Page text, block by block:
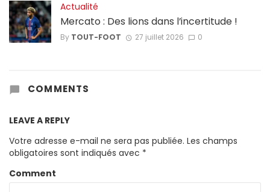
Actualité
Mercato : Des lions dans l’incertitude !
By TOUT-FOOT 27 juillet 2026 0
COMMENTS
LEAVE A REPLY
Votre adresse e-mail ne sera pas publiée. Les champs
obligatoires sont indiqués avec *
Comment